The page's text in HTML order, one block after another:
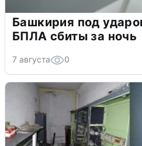
Башкирия под
БПЛА сбиты за ночь
7 августа 0